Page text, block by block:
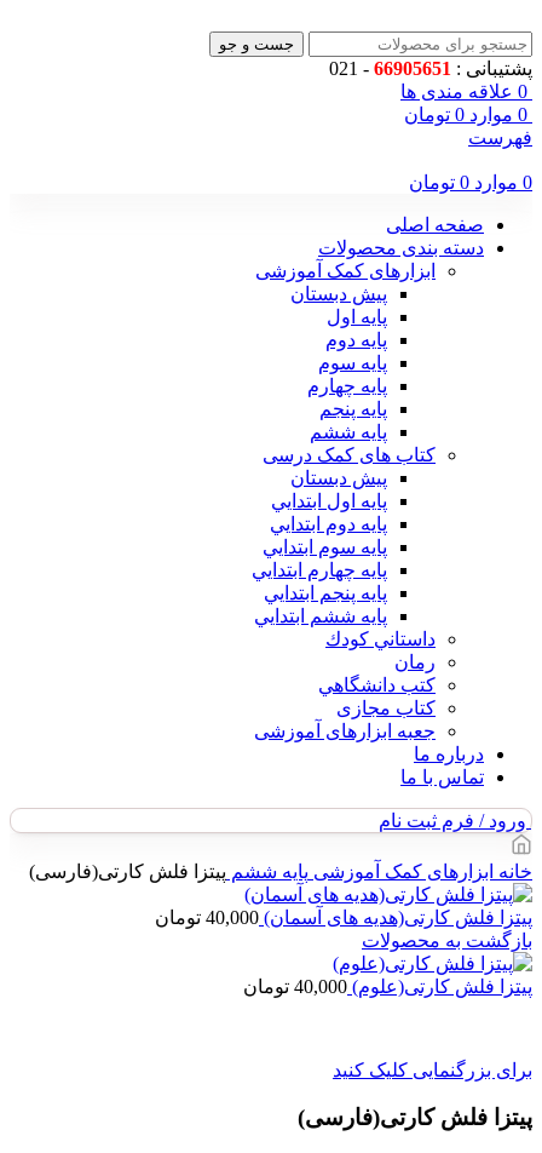
جست و جو
پشتیبانی : 66905651
- 021
0 علاقه مندی ها
0 موارد 0 تومان
فهرست
0 موارد 0 تومان
صفحه اصلی
دسته بندی محصولات
ابزارهای کمک آموزشی
پیش دبستان
پایه اول
پایه دوم
پایه سوم
پایه چهارم
پايه پنجم
پایه ششم
کتاب های کمک درسی
پیش دبستان
پايه اول ابتدايي
پايه دوم ابتدايي
پايه سوم ابتدايي
پايه چهارم ابتدايي
پايه پنجم ابتدايي
پايه ششم ابتدايي
داستاني كودك
رمان
كتب دانشگاهي
کتاب مجازی
جعبه ابزارهای آموزشی
درباره ما
تماس با ما
ورود / فرم ثبت نام
خانه ابزارهای کمک آموزشی پایه ششم پيتزا فلش كارتى(فارسی)
پيتزا فلش كارتى(هدیه های آسمان) 40,000 تومان
بازگشت به محصولات
پيتزا فلش كارتى(علوم) 40,000 تومان
برای بزرگنمایی کلیک کنید
پيتزا فلش كارتى(فارسی)